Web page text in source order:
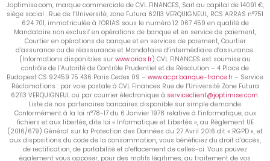
Joptimise.com, marque commerciale de CVL FINANCES, Sarl au capital de 14091 €,
siège social : Rue de l’Université, zone Futura 62113 VERQUIGNEUL, RCS ARRAS n°751
624 701, immatriculée à l’ORIAS sous le numéro 12 067 459 en qualité de
Mandataire non exclusif en opérations de banque et en service de paiement,
Courtier en opérations de banque et en services de paiement, Courtier
d’assurance ou de réassurance et Mandataire d’intermédiaire d’assurance.
(Informations disponibles sur www.orias.fr) CVL FINANCES est soumise au
contrôle de l’Autorité de Contrôle Prudentiel et de Résolution – 4 Place de
Budapest CS 92459 75 436 Paris Cedex 09 – www.acpr.banque-france.fr – Service
Réclamations : par voie postale à CVL Finances Rue de l’Université Zone Futura
62113 VERQUIGNEUL ou par courrier électronique à serviceclient@joptimise.com.
Liste de nos partenaires bancaires disponible sur simple demande.
Conformément à la loi n°78-17 du 6 Janvier 1978 relative à l’informatique, aux
fichiers et aux libertés, dite loi « Informatique et Libertés », au Règlement UE
(2016/679) Général sur la Protection des Données du 27 Avril 2016 dit « RGPD », et
aux dispositions du code de la consommation, vous bénéficiez du droit d’accès,
de rectification, de portabilité et d’effacement de celles-ci. Vous pouvez
également vous opposer, pour des motifs légitimes, au traitement de vos